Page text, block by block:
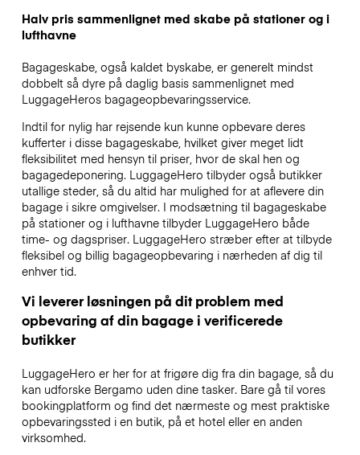
Halv pris sammenlignet med skabe på stationer og i
lufthavne
Bagageskabe, også kaldet byskabe, er generelt mindst
dobbelt så dyre på daglig basis sammenlignet med
LuggageHeros bagageopbevaringsservice.
Indtil for nylig har rejsende kun kunne opbevare deres
kufferter i disse bagageskabe, hvilket giver meget lidt
fleksibilitet med hensyn til priser, hvor de skal hen og
bagagedeponering. LuggageHero tilbyder også butikker
utallige steder, så du altid har mulighed for at aflevere din
bagage i sikre omgivelser. I modsætning til bagageskabe
på stationer og i lufthavne tilbyder LuggageHero både
time- og dagspriser. LuggageHero stræber efter at tilbyde
fleksibel og billig bagageopbevaring i nærheden af dig til
enhver tid.
Vi leverer løsningen på dit problem med
opbevaring af din bagage i verificerede
butikker
LuggageHero er her for at frigøre dig fra din bagage, så du
kan udforske Bergamo uden dine tasker. Bare gå til vores
bookingplatform og find det nærmeste og mest praktiske
opbevaringssted i en butik, på et hotel eller en anden
virksomhed.